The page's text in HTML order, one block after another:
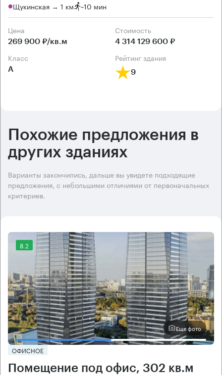
Щукинская → 1 км ~10 мин
Цена
269 900 ₽/кв.м
Cтоимость
4 314 129 600 ₽
класс
А
рейтинг здания
9
Похожие предложения в
других зданиях
Варианты закончились, дальше вы увидете подходящие
предложения, с небольшими отличиями от первоначальных
критериев.
8.2
Еще фото
ОФИСНОЕ
Помещение под офис, 302 кв.м